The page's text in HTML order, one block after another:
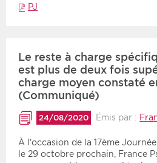
PJ
Le reste à charge
est plus de deux fois
charge moyen constaté
(Communiqué)
24/08/2020 Émis par :
À l’occasion de la 17ème
le 29 octobre prochain, France